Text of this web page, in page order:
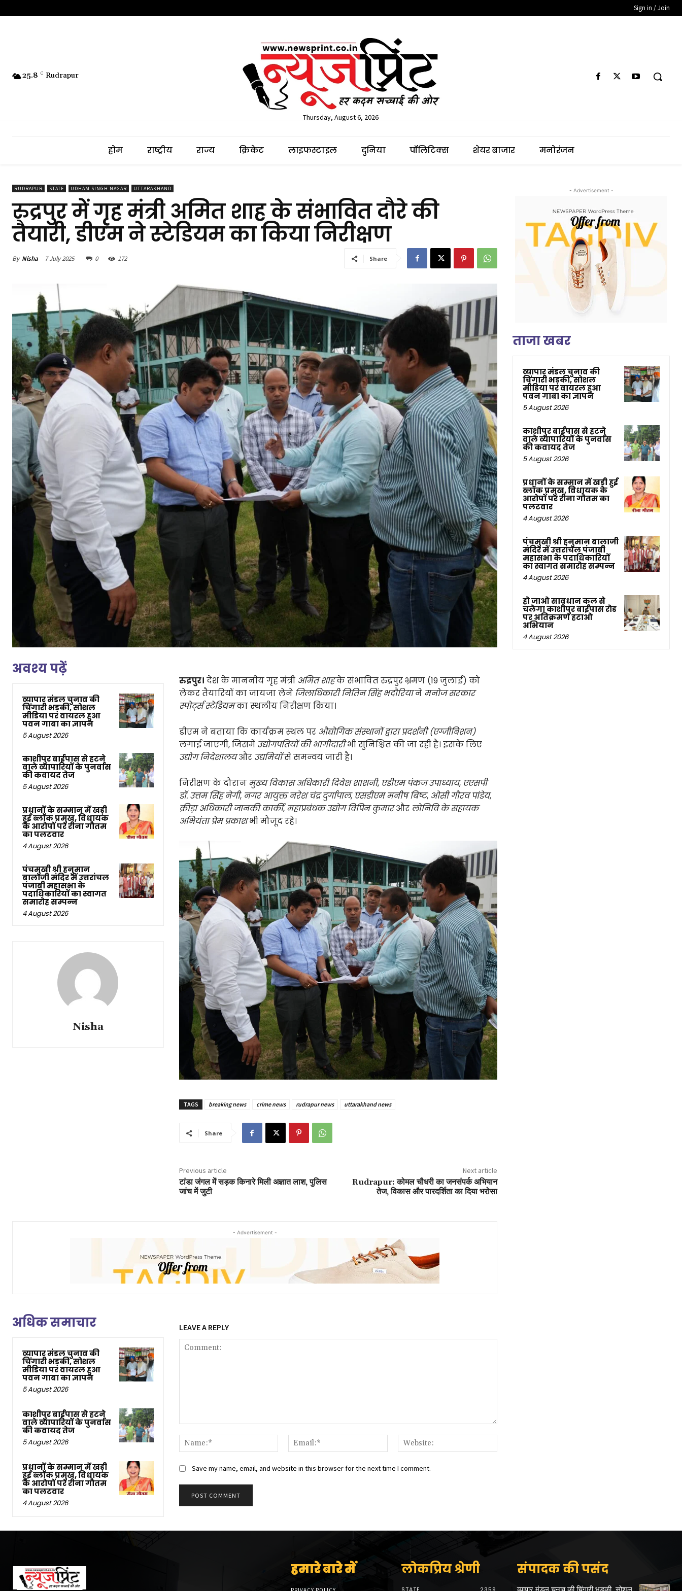
Sign in / Join
25.8 C Rudrapur
Thursday, August 6, 2026
होम राष्ट्रीय राज्य क्रिकेट लाइफस्टाइल दुनिया पॉलिटिक्स शेयर बाजार मनोरंजन
RUDRAPUR STATE UDHAM SINGH NAGAR UTTARAKHAND
रुद्रपुर में गृह मंत्री अमित शाह के संभावित दौरे की
तैयारी, डीएम ने स्टेडियम का किया निरीक्षण
By Nisha 7 July 2025 0 172 Share
अवश्य पढ़ें
व्यापार मंडल चुनाव की
चिंगारी भड़की, सोशल
मीडिया पर वायरल हुआ
पवन गाबा का ज्ञापन
5 August 2026
काशीपुर बाईपास से हटने
वाले व्यापारियों के पुनर्वास
की कवायद तेज
5 August 2026
प्रधानों के सम्मान में खड़ी
हुई ब्लॉक प्रमुख, विधायक
के आरोपों पर रीना गौतम
का पलटवार
4 August 2026
पंचमुखी श्री हनुमान
बालाजी मंदिर में उत्तरांचल
पंजाबी महासभा के
पदाधिकारियों का स्वागत
समारोह सम्पन्न
4 August 2026
Nisha
रुद्रपुर। देश के माननीय गृह मंत्री अमित शाहके संभावित रुद्रपुर भ्रमण (19 जुलाई) को
लेकर तैयारियों का जायजा लेने जिलाधिकारी नितिन सिंह भदौरियाने मनोज सरकार
स्पोर्ट्स स्टेडियमका स्थलीय निरीक्षण किया।
डीएम ने बताया कि कार्यक्रम स्थल पर औद्योगिक संस्थानों द्वारा प्रदर्शनी (एग्जीबिशन)
लगाई जाएगी, जिसमें उद्योगपतियों की भागीदारीभी सुनिश्चित की जा रही है। इसके लिए
उद्योग निदेशालयऔर उद्यमियोंसे समन्वय जारी है।
निरीक्षण के दौरान मुख्य विकास अधिकारी दिवेश शाशनी, एडीएम पंकज उपाध्याय, एएसपी
डॉ. उत्तम सिंह नेगी, नगर आयुक्त नरेश चंद्र दुर्गापाल, एसडीएम मनीष बिष्ट, ओसी गौरव पांडेय,
क्रीड़ा अधिकारी जानकी कार्की,महाप्रबंधक उद्योग विपिन कुमारऔर लोनिवि के सहायक
अभियंता प्रेम प्रकाशभी मौजूद रहे।
TAGS breaking news crime news rudrapur news uttarakhand news
Share
Previous article
टांडा जंगल में सड़क किनारे मिली अज्ञात लाश, पुलिस
जांच में जुटी
Next article
Rudrapur: कोमल चौधरी का जनसंपर्क अभियान
तेज, विकास और पारदर्शिता का दिया भरोसा
- Advertisement -
अधिक समाचार
व्यापार मंडल चुनाव की
चिंगारी भड़की, सोशल
मीडिया पर वायरल हुआ
पवन गाबा का ज्ञापन
5 August 2026
काशीपुर बाईपास से हटने
वाले व्यापारियों के पुनर्वास
की कवायद तेज
5 August 2026
प्रधानों के सम्मान में खड़ी
हुई ब्लॉक प्रमुख, विधायक
के आरोपों पर रीना गौतम
का पलटवार
4 August 2026
LEAVE A REPLY
Name:*
Email:*
Save my name, email, and website in this browser for the next time I comment.
- Advertisement -
ताजा खबर
व्यापार मंडल चुनाव की
चिंगारी भड़की, सोशल
मीडिया पर वायरल हुआ
पवन गाबा का ज्ञापन
5 August 2026
काशीपुर बाईपास से हटने
वाले व्यापारियों के पुनर्वास
की कवायद तेज
5 August 2026
प्रधानों के सम्मान में खड़ी हुई
ब्लॉक प्रमुख, विधायक के
आरोपों पर रीना गौतम का
पलटवार
4 August 2026
पंचमुखी श्री हनुमान बालाजी
मंदिर में उत्तरांचल पंजाबी
महासभा के पदाधिकारियों
का स्वागत समारोह सम्पन्न
4 August 2026
हो जाओ सावधान कल से
चलेगा काशीपुर बाईपास रोड
पर अतिक्रमण हटाओ
अभियान
4 August 2026
हमारे बारे में लोकप्रिय श्रेणी
STATE 2359
संपादक की पसंद